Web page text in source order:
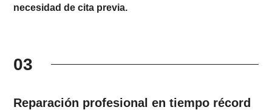
necesidad de cita previa.
03
Reparación profesional en tiempo récord